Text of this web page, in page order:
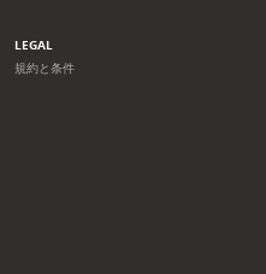
LEGAL
規約と条件